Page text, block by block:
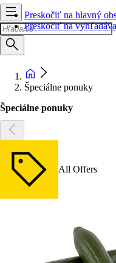
Preskočiť na hlavný
Preskočiť na
Špeciálne ponuky
Špeciálne ponuky
All Offers